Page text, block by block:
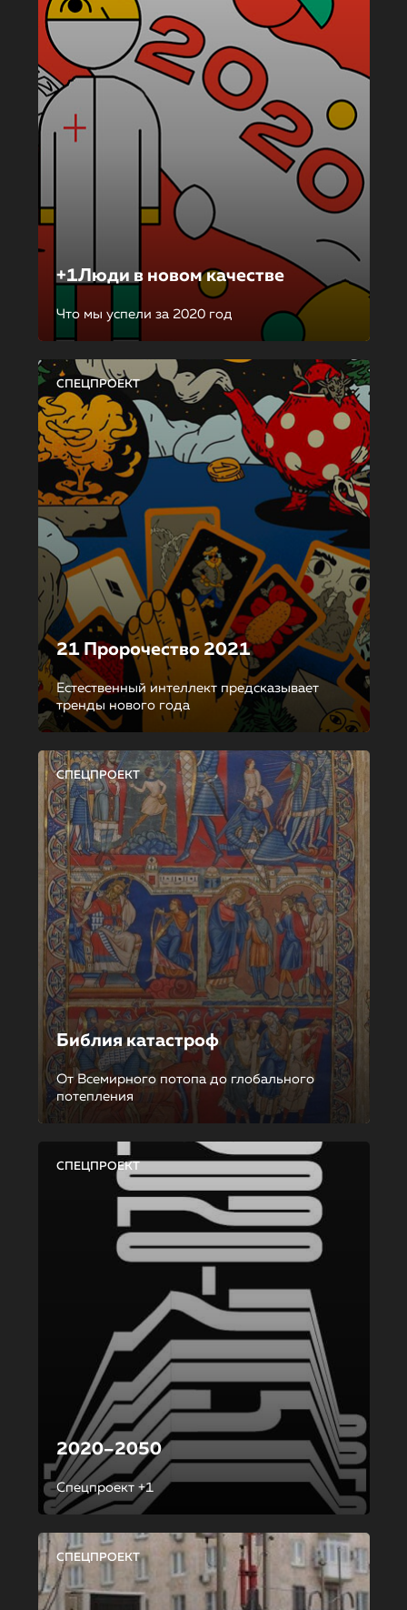
+1Люди в новом качестве
Что мы успели за 2020 год
СПЕЦПРОЕКТ
21 Пророчество 2021
Естественный интеллект предсказывает
тренды нового года
СПЕЦПРОЕКТ
Библия катастроф
От Всемирного потопа до глобального
потепления
СПЕЦПРОЕКТ
2020–2050
Спецпроект +1
СПЕЦПРОЕКТ